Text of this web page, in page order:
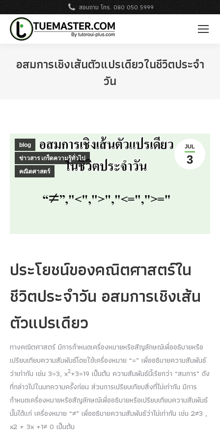
สอบถาม โทร. 080 050 5999
อสมการเชิงเส้นตัวแปรเดียวในชีวิตประจำ
วัน
JUL
3
blog
ข่าวสาร เกร็ดความรู้ทั่วไป
คณิตศาสตร์
ประโยชน์ของคณิตศาสตร์ใน
ชีวิตประจำวัน อสมการเชิงเส้น
ตัวแปรเดียว
ทางคณิตศาสตร์ มีการกำหนดเครื่องหมายหรือสัญลักษณ์เพื่ออธิบายหรือ
เปรียบเทียบความสัมพันธ์โดยใช้เครื่องหมาย “=” เพื่ออธิบายความสัมพันธ์
ว่าเท่ากัน เช่น 3=3, x2+3=19 เป็นต้น ความสัมพันธ์นี้เรียกว่า “สมการ” ดัง
ที่กล่าวไปในบทความครั้งก่อน ส่วนการเปรียบเทียบสิ่งที่ไม่เท่ากัน มีการ
กำหนดเครื่องหมายหรือสัญลักษณ์เพื่ออธิบายหรือเปรียบเทียบความสัมพันธ์
นั้นได้แก่ เครื่องหมาย “≠” เพื่ออธิบายความสัมพันธ์ว่าไม่เท่ากัน เช่น 2≠3 ,
x2 + 3x +1≠ 0 เป็นต้น